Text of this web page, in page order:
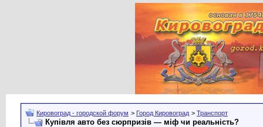
Кировоград - городской форум > Город Кировоград > Транспорт
Купівля авто без сюрпризів — міф чи реальність?